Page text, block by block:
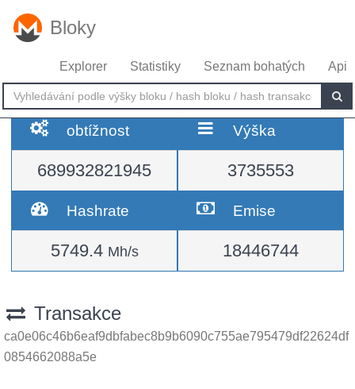
Bloky
Explorer Statistiky Seznam bohatých Api
obtížnost
689932821945
Výška
3735553
Hashrate
5749.4 Mh/s
Emise
18446744
Transakce
ca0e06c46b6eaf9dbfabec8b9b6090c755ae795479df22624df
0854662088a5e